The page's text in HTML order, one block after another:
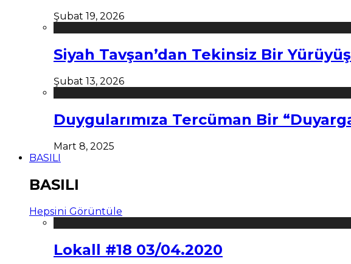
Şubat 19, 2026
Siyah Tavşan’dan Tekinsiz Bir
Şubat 13, 2026
Duygularımıza Tercüman Bir
Mart 8, 2025
BASILI
BASILI
Hepsini Görüntüle
Lokall #18 03/04.2020